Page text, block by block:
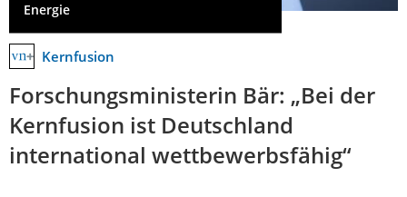
Energie
Kernfusion
Forschungsministerin Bär: „Bei der
Kernfusion ist Deutschland
international wettbewerbsfähig“